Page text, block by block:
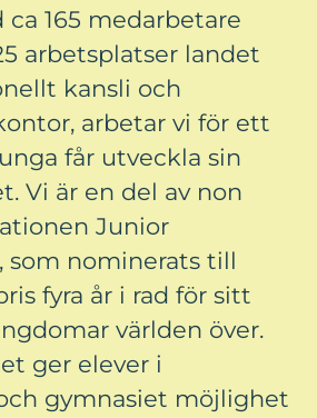
ca 165 medarbetare
arbetsplatser landet
kansli och
arbetar vi för ett
får utveckla sin
Vi är en del av non
Junior
som nominerats till
fyra år i rad för sitt
världen över.
ger elever i
gymnasiet möjlighet